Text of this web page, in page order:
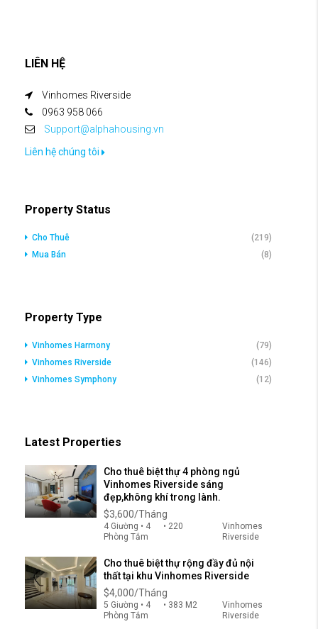
LIÊN HỆ
Vinhomes Riverside
0963 958 066
Support@alphahousing.vn
Liên hệ chúng tôi
Property Status
Cho Thuê
(219)
Mua Bán
(8)
Property Type
Vinhomes Harmony
(79)
Vinhomes Riverside
(146)
Vinhomes Symphony
(12)
Latest Properties
Cho thuê biệt thự 4 phòng ngủ
Vinhomes Riverside sáng
đẹp,không khí trong lành.
$3,600/Tháng
4 Giường • 4
Phòng Tắm
• 220
Vinhomes
Riverside
Cho thuê biệt thự rộng đầy đủ nội
thất tại khu Vinhomes Riverside
$4,000/Tháng
5 Giường • 4
Phòng Tắm
• 383 M2
Vinhomes
Riverside